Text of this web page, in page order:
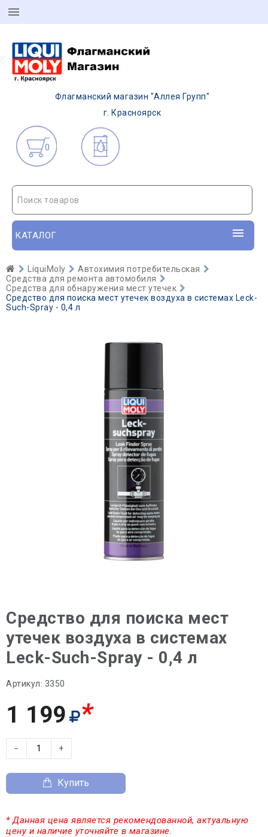
Флагманский магазин "Аллея Групп"
г. Красноярск
0
Поиск товаров
КАТАЛОГ
LiquiMoly
Автохимия потребительская
Средства для ремонта автомобиля
Средства для обнаружения мест утечек
Средство для поиска мест утечек воздуха в системах Leck-
Such-Spray - 0,4 л
Средство для поиска мест
утечек воздуха в системах
Leck-Such-Spray - 0,4 л
Артикул: 3350
1 199 *
− +
Купить
* Данная цена является рекомендованной, актуальную
цену и наличие уточняйте в магазине.